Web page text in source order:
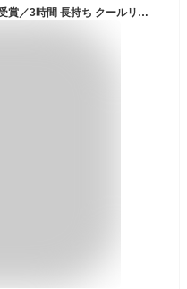
＼楽天総合1位☆2023年間ランキング受賞／3時間 長持ち クールリング ガリガリアイスリング 熱中症対策 最強 28℃ 18℃ ネッククーラー 冷感 子供 リング ひんやり キッズ 首 冷却タオル 大人 クールネックリング ひんやりグッズ ネックバンド クールバンド 暑さ対策 父の日